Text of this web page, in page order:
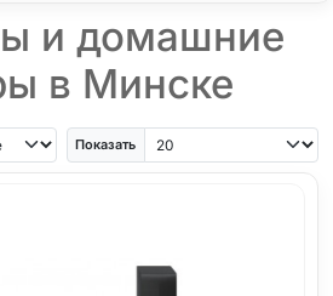
и домашние
в Минске
Показать